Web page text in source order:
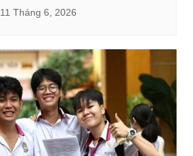
11 Tháng 6, 2026